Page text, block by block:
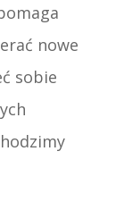
nowe
sobie